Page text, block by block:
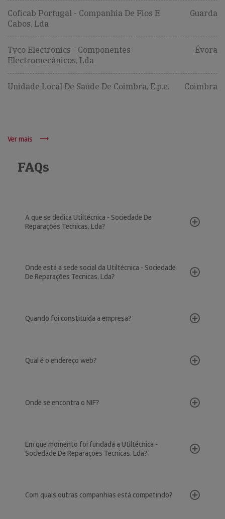
Coficab Portugal - Companhia De Fios E
Cabos, Lda
Guarda
Tyco Electronics - Componentes
Electromecânicos, Lda
Évora
Unidade Local De Saúde De Coimbra, E.p.e. Coimbra
Ver mais
FAQs
A que se dedica Utiltécnica - Sociedade De
Reparações Tecnicas, Lda?
Onde está a sede social da Utiltécnica - Sociedade
De Reparações Tecnicas, Lda?
Quando foi constituída a empresa?
Qual é o endereço web?
Onde se encontra o NIF?
Em que momento foi fundada a Utiltécnica -
Sociedade De Reparações Tecnicas, Lda?
Com quais outras companhias está competindo?